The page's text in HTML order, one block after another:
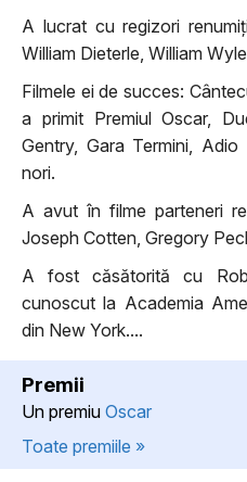
A lucrat cu regizori
William Dieterle, William
Filmele ei de succes:
a primit Premiul Oscar,
Gentry, Gara Termini,
nori.
A avut în filme parteneri
Joseph Cotten, Gregory
A fost căsătorită cu
cunoscut la Academia
din New York....
Premii
Un premiu Oscar
Toate premiile »